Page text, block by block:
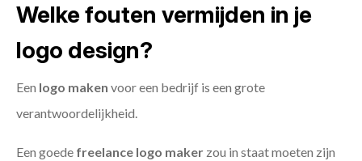
Welke fouten vermijden in je
logo design?
Een logo maken voor een bedrijf is een grote
verantwoordelijkheid.
Een goede freelance logo maker zou in staat moeten zijn